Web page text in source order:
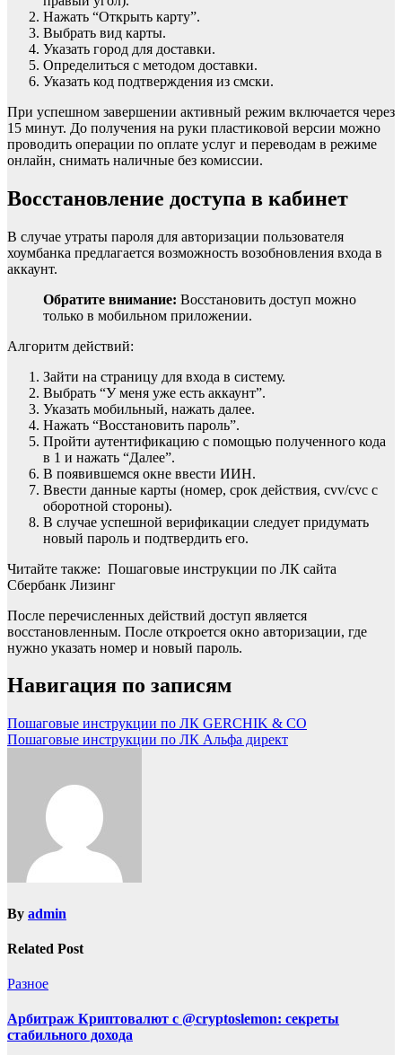
Нажать “Открыть карту”.
Выбрать вид карты.
Указать город для доставки.
Определиться с методом доставки.
Указать код подтверждения из смски.
При успешном завершении активный режим включается через
15 минут. До получения на руки пластиковой версии можно
проводить операции по оплате услуг и переводам в режиме
онлайн, снимать наличные без комиссии.
Восстановление доступа в кабинет
В случае утраты пароля для авторизации пользователя
хоумбанка предлагается возможность возобновления входа в
аккаунт.
Обратите внимание: Восстановить доступ можно
только в мобильном приложении.
Алгоритм действий:
Зайти на страницу для входа в систему.
Выбрать “У меня уже есть аккаунт”.
Указать мобильный, нажать далее.
Нажать “Восстановить пароль”.
Пройти аутентификацию с помощью полученного кода
в 1 и нажать “Далее”.
В появившемся окне ввести ИИН.
Ввести данные карты (номер, срок действия, cvv/cvc с
оборотной стороны).
В случае успешной верификации следует придумать
новый пароль и подтвердить его.
Читайте также: Пошаговые инструкции по ЛК сайта
Сбербанк Лизинг
После перечисленных действий доступ является
восстановленным. После откроется окно авторизации, где
нужно указать номер и новый пароль.
Навигация по записям
Пошаговые инструкции по ЛК GERCHIK & CO
Пошаговые инструкции по ЛК Альфа директ
By admin
Related Post
Разное
Арбитраж Криптовалют с @cryptoslemon: секреты
стабильного дохода